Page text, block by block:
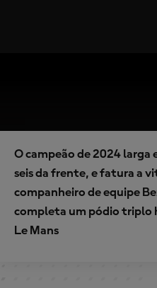
O campeão de 2024 larga
seis da frente, e fatura a
companheiro de equipe
completa um pódio triplo
Le Mans